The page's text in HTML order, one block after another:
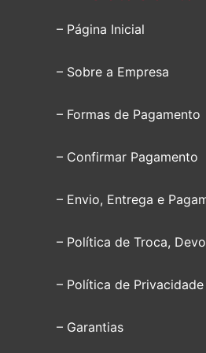
– Página Inicial
– Sobre a Empresa
– Formas de Pagamento
– Confirmar Pagamento
– Envio, Entrega e
– Política de Troca,
– Política de Privacidade
– Garantias